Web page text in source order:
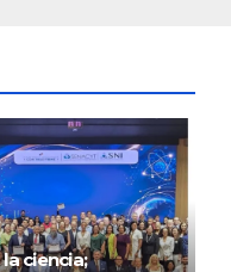
ciencia;